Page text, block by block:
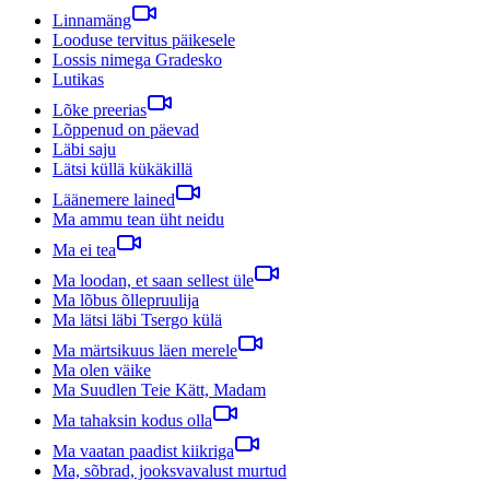
Linnamäng
Looduse tervitus päikesele
Lossis nimega Gradesko
Lutikas
Lõke preerias
Lõppenud on päevad
Läbi saju
Lätsi küllä kükäkillä
Läänemere lained
Ma ammu tean üht neidu
Ma ei tea
Ma loodan, et saan sellest üle
Ma lõbus õllepruulija
Ma lätsi läbi Tsergo külä
Ma märtsikuus läen merele
Ma olen väike
Ma Suudlen Teie Kätt, Madam
Ma tahaksin kodus olla
Ma vaatan paadist kiikriga
Ma, sõbrad, jooksvavalust murtud